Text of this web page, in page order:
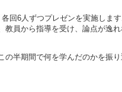
各回6人ずつプレゼンを実施し
教員から指導を受け、論点が逸
の半期間で何を学んだのかを